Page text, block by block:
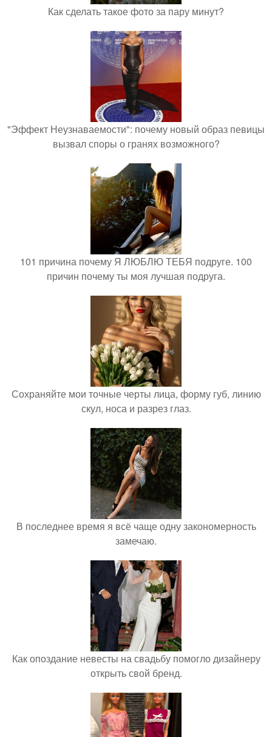
Как сделать такое фото за пару минут?
"Эффект Неузнаваемости": почему новый образ певицы
вызвал споры о гранях возможного?
101 причина почему Я ЛЮБЛЮ ТЕБЯ подруге. 100
причин почему ты моя лучшая подруга.
Сохраняйте мои точные черты лица, форму губ, линию
скул, носа и разрез глаз.
В последнее время я всё чаще одну закономерность
замечаю.
Как опоздание невесты на свадьбу помогло дизайнеру
открыть свой бренд.